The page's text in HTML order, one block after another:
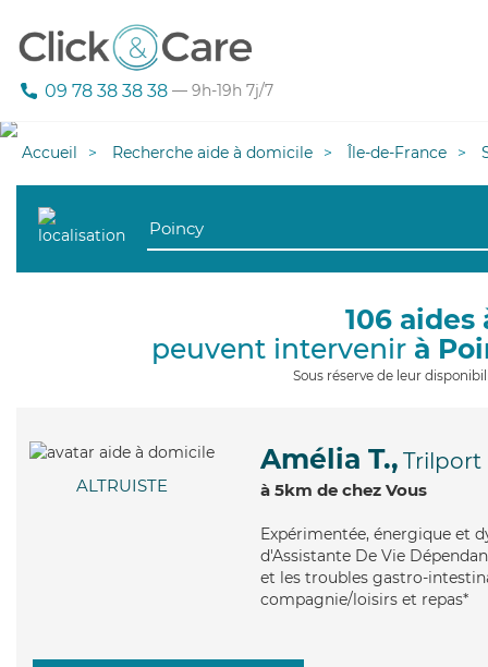
09 78 38 38 38 — 9h-19h 7j/7
Accueil Recherche aide à domicile Île-de-France
106
peuvent intervenir à
Sous réserve de leur
ALTRUISTE
Amélia T., Trilport
à 5km de chez Vous
Expérimentée, énergique et
d'Assistante De Vie
et les troubles gastro-
compagnie/loisirs et repas*